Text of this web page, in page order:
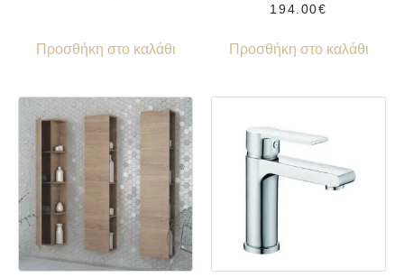
Προσθήκη στο καλάθι
194.00€
Προσθήκη στο καλάθι